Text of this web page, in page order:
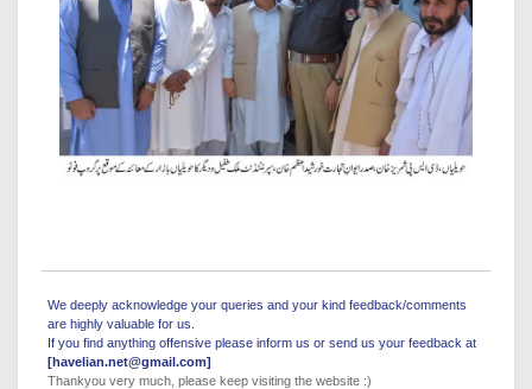
We deeply acknowledge your queries and your kind feedback/comments
are highly valuable for us.
If you find anything offensive please inform us or send us your feedback at
[havelian.net@gmail.com]
Thankyou very much, please keep visiting the website :)